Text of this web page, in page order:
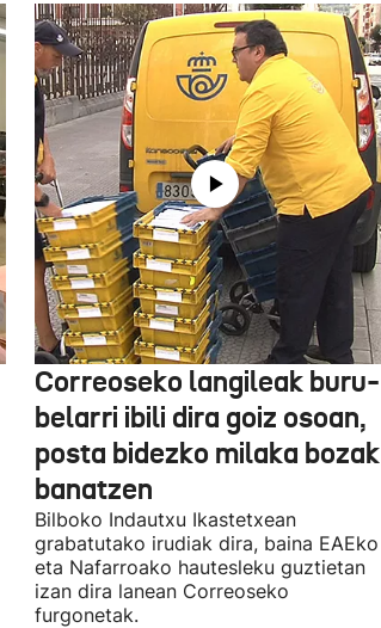
Correoseko langileak buru-
belarri ibili dira goiz osoan,
posta bidezko milaka bozak
banatzen
Bilboko Indautxu Ikastetxean
grabatutako irudiak dira, baina EAEko
eta Nafarroako hautesleku guztietan
izan dira lanean Correoseko
furgonetak.